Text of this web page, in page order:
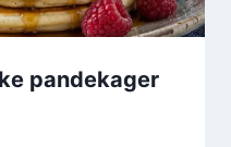
pandekager